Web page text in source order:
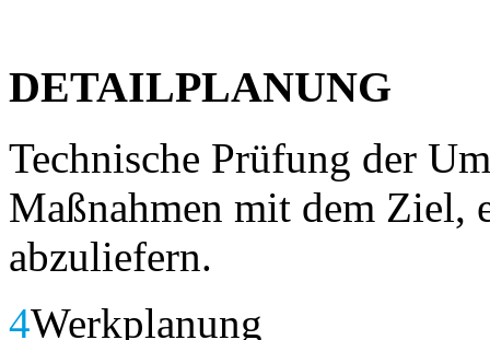
DETAILPLANUNG
Technische Prüfung der
Maßnahmen mit dem Ziel,
abzuliefern.
4Werkplanung